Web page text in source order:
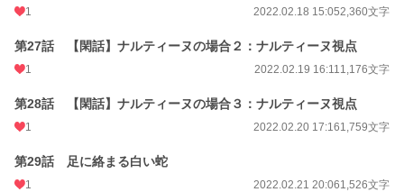
1 2022.02.18 15:052,360文字
第27話 【閑話】ナルティーヌの場合２：ナルティーヌ視点
1 2022.02.19 16:111,176文字
第28話 【閑話】ナルティーヌの場合３：ナルティーヌ視点
1 2022.02.20 17:161,759文字
第29話 足に絡まる白い蛇
1 2022.02.21 20:061,526文字